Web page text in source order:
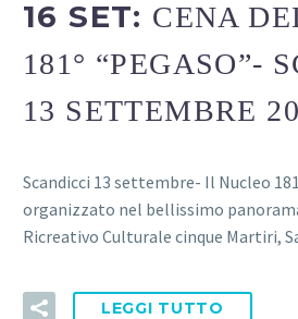
16 SET: CENA
181° “PEGASO”-
13 SETTEMBRE
Scandicci 13 settembre- Il Nucleo
organizzato nel bellissimo
Ricreativo Culturale cinque Martiri,
LEGGI TUTTO